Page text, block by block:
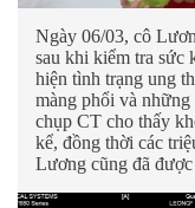
Ngày 06/03, cô
sau khi kiểm tra sức
hiện tình trạng ung
màng phổi và
chụp CT cho thấy
kể, đồng thời các
Lương cũng đã